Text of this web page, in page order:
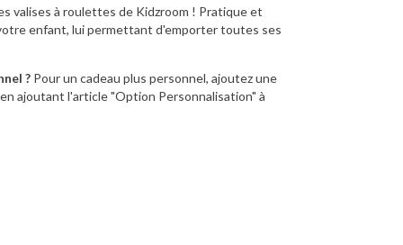
valises à roulettes de Kidzroom ! Pratique et
enfant, lui permettant d'emporter toutes ses
? Pour un cadeau plus personnel, ajoutez une
ajoutant l'article "Option Personnalisation" à